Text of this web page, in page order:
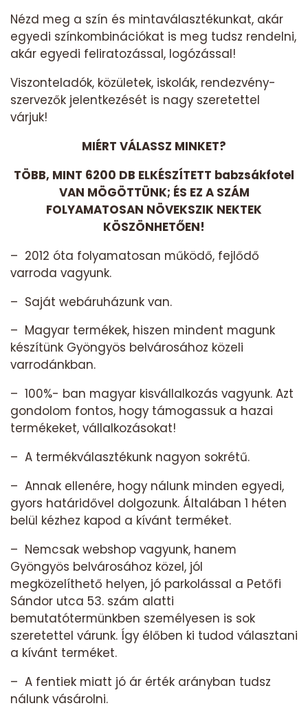
Nézd meg a szín és mintaválasztékunkat, akár
egyedi színkombinációkat is meg tudsz rendelni,
akár egyedi feliratozással, logózással!
Viszonteladók, közületek, iskolák, rendezvény-
szervezők jelentkezését is nagy szeretettel
várjuk!
MIÉRT VÁLASSZ MINKET?
TÖBB, MINT 6200 DB ELKÉSZÍTETT babzsákfotel
VAN MÖGÖTTÜNK; ÉS EZ A SZÁM
FOLYAMATOSAN NÖVEKSZIK NEKTEK
KÖSZÖNHETŐEN!
– 2012 óta folyamatosan működő, fejlődő
varroda vagyunk.
– Saját webáruházunk van.
– Magyar termékek, hiszen mindent magunk
készítünk Gyöngyös belvárosához közeli
varrodánkban.
– 100%- ban magyar kisvállalkozás vagyunk. Azt
gondolom fontos, hogy támogassuk a hazai
termékeket, vállalkozásokat!
– A termékválasztékunk nagyon sokrétű.
– Annak ellenére, hogy nálunk minden egyedi,
gyors határidővel dolgozunk. Általában 1 héten
belül kézhez kapod a kívánt terméket.
– Nemcsak webshop vagyunk, hanem
Gyöngyös belvárosához közel, jól
megközelíthető helyen, jó parkolással a Petőfi
Sándor utca 53. szám alatti
bemutatótermünkben személyesen is sok
szeretettel várunk. Így élőben ki tudod választani
a kívánt terméket.
– A fentiek miatt jó ár érték arányban tudsz
nálunk vásárolni.